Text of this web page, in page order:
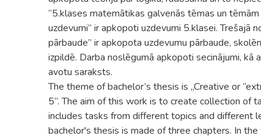
“5.klases matemātikas galvenās tēmas un
uzdevumi’’ ir apkopoti uzdevumi 5.klasei. Trešajā
pārbaude’’ ir apkopota uzdevumu pārbaude,
izpildē. Darba noslēgumā apkopoti secinājumi, kā
avotu saraksts.
The theme of bachelor’s thesis is „Creative or
5”. The aim of this work is to create collection of
includes tasks from different topics and different
bachelor's thesis is made of three chapters. In